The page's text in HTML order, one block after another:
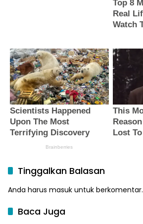
Tinggalkan Balasan
Anda harus masuk untuk berkomentar.
Baca Juga